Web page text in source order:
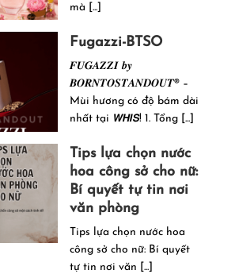
mà [...]
Fugazzi-BTSO
𝑭𝑼𝑮𝑨𝒁𝒁𝑰 𝒃𝒚
𝑩𝑶𝑹𝑵𝑻𝑶𝑺𝑻𝑨𝑵𝑫𝑶𝑼𝑻® –
Mùi hương có độ bám dài
nhất tại 𝙒𝙃𝙄𝙎! 1. Tổng [...]
Tips lựa chọn nước
hoa công sở cho nữ:
Bí quyết tự tin nơi
văn phòng
Tips lựa chọn nước hoa
công sở cho nữ: Bí quyết
tự tin nơi văn [...]